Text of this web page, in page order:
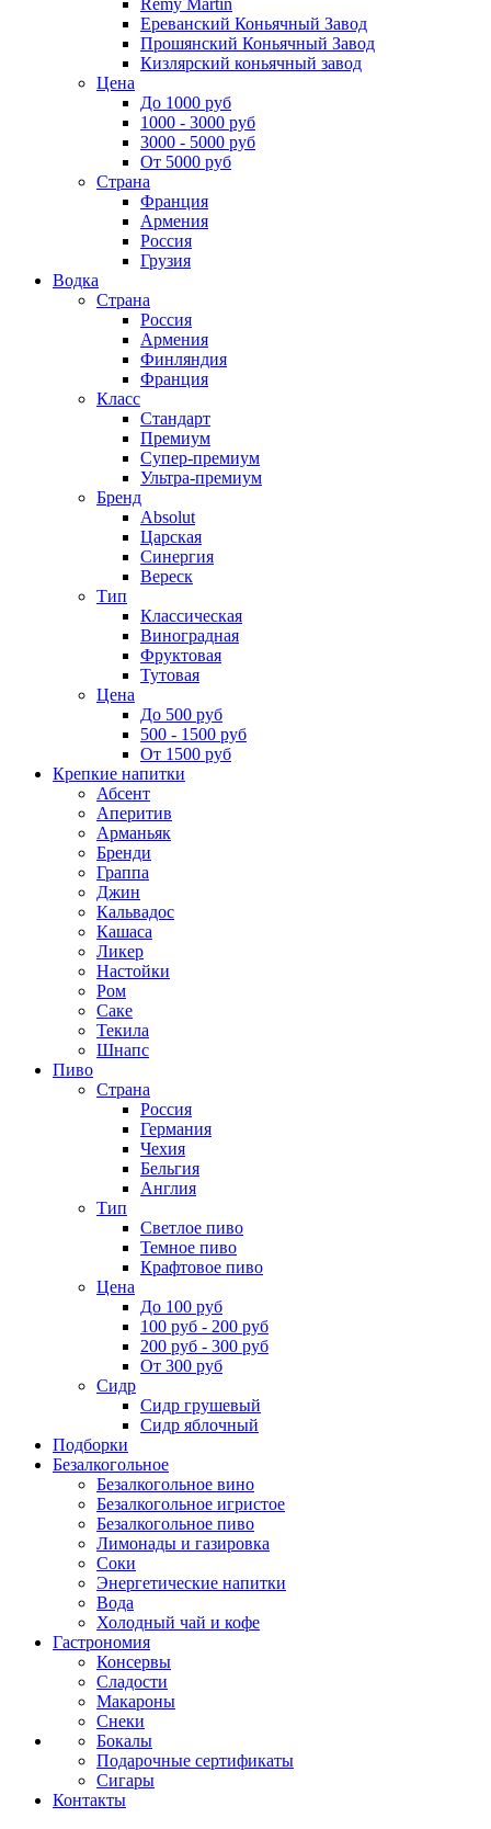
Ереванский Коньячный Завод
Прошянский Коньячный Завод
Кизлярский коньячный завод
Цена
До 1000 руб
1000 - 3000 руб
3000 - 5000 руб
От 5000 руб
Страна
Франция
Армения
Россия
Грузия
Водка
Страна
Россия
Армения
Финляндия
Франция
Класс
Стандарт
Премиум
Супер-премиум
Ультра-премиум
Бренд
Absolut
Царская
Синергия
Вереск
Тип
Классическая
Виноградная
Фруктовая
Тутовая
Цена
До 500 руб
500 - 1500 руб
От 1500 руб
Крепкие напитки
Абсент
Аперитив
Арманьяк
Бренди
Граппа
Джин
Кальвадос
Кашаса
Ликер
Настойки
Ром
Саке
Текила
Шнапс
Пиво
Страна
Россия
Германия
Чехия
Бельгия
Англия
Тип
Светлое пиво
Темное пиво
Крафтовое пиво
Цена
До 100 руб
100 руб - 200 руб
200 руб - 300 руб
От 300 руб
Сидр
Сидр грушевый
Сидр яблочный
Подборки
Безалкогольное
Безалкогольное вино
Безалкогольное игристое
Безалкогольное пиво
Лимонады и газировка
Соки
Энергетические напитки
Вода
Холодный чай и кофе
Гастрономия
Консервы
Сладости
Макароны
Снеки
Бокалы
Подарочные сертификаты
Сигары
Контакты